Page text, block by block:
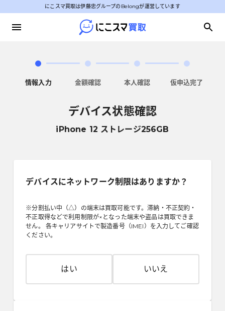
にこスマ買取は伊藤忠グループのBelongが運営しています
情報入力 金額確認 本人確認 仮申込完了
デバイス状態確認
iPhone 12 ストレージ256GB
デバイスにネットワーク制限はありますか？
※分割払い中（△）の端末は買取可能です。滞納・不正契約・
不正取得などで利用制限が×となった端末や盗品は買取できま
せん。 各キャリアサイトで製造番号（IMEI）を入力してご確認
ください。
はい いいえ